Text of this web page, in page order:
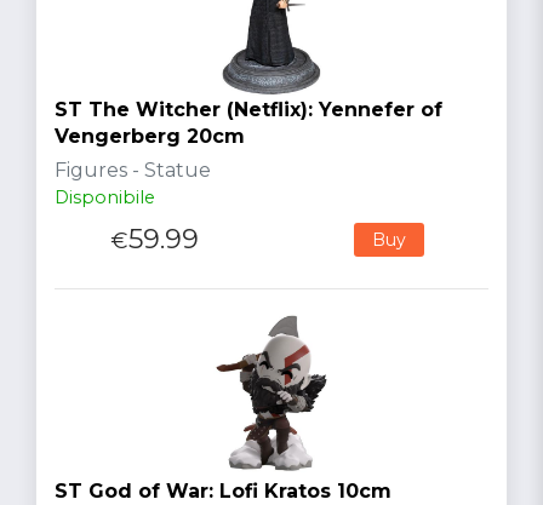
ST The Witcher (Netflix): Yennefer of
Vengerberg 20cm
Figures - Statue
Disponibile
€59.99 Buy
ST God of War: Lofi Kratos 10cm